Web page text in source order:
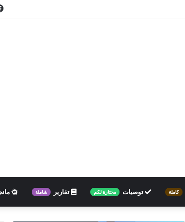
كاملة توصيات مختارة لكم تقارير شاملة